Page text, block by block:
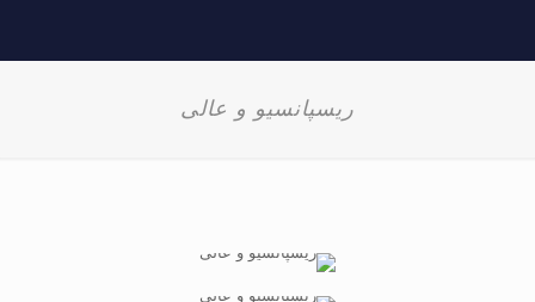
ریسپانسیو و عالی